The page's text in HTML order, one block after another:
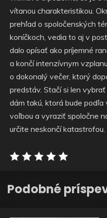
vítanou charakteristikou.
prehľad o spoločenských
koníčkoch, vedia to aj v
dalo opísať ako príjemné
a končí intenzívnym
o dokonalý večer, ktorý
predstáv. Stačí si len
dám takú, ktorá bude
voľbou a vyraziť spoločne
určite neskončí katastrofou.
Podobné